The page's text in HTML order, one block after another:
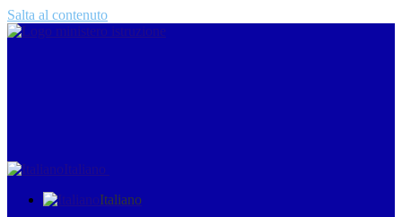
Salta al contenuto
Italiano
Italiano